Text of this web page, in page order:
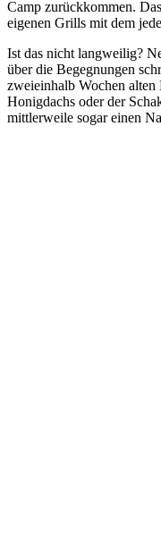
Camp zurückkommen.
eigenen Grills mit dem
Ist das nicht langweilig?
über die Begegnungen
zweieinhalb Wochen
Honigdachs oder der
mittlerweile sogar einen